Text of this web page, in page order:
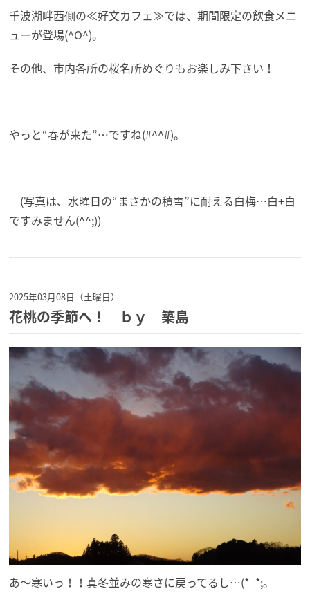
千波湖畔西側の≪好文カフェ≫では、期間限定の飲食メニ
ューが登場(^O^)。
その他、市内各所の桜名所めぐりもお楽しみ下さい！
やっと“春が来た”…ですね(#^^#)。
(写真は、水曜日の“まさかの積雪”に耐える白梅…白+白
ですみません(^^;))
2025年03月08日（土曜日）
花桃の季節へ！ ｂｙ 築島
あ～寒いっ！！真冬並みの寒さに戻ってるし…(*_*;。